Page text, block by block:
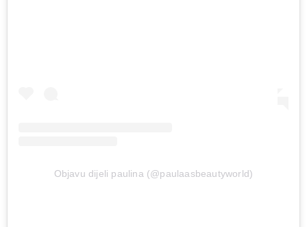
Objavu dijeli paulina (@paulaasbeautyworld)